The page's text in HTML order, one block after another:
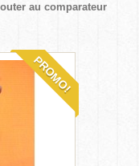
au comparateur
PROMO!